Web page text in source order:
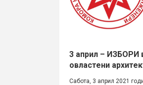
3 април – ИЗБОРИ
овластени
Сабота, 3 април 2021